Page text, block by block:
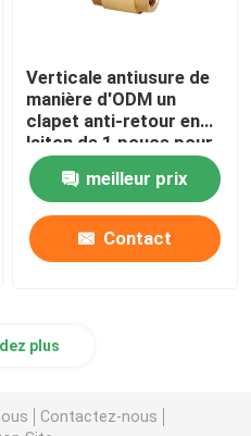
Verticale antiusure de
manière d'ODM un
clapet anti-retour en
laiton de 1 pouce pour
le système
d'approvisionnement
en eau
meilleur prix
Contact
plus
Contactez-nous